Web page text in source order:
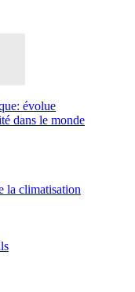
évolue
dans le monde
la climatisation